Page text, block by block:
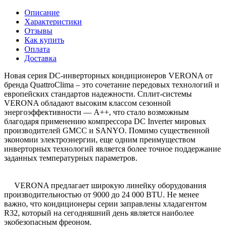
Описание
Характеристики
Отзывы
Как купить
Оплата
Доставка
Новая серия DC-инверторных кондиционеров VERONA от
бренда QuattroClima – это сочетание передовых технологий и
европейских стандартов надежности. Сплит-системы
VERONA обладают высоким классом сезонной
энергоэффективности — A++, что стало возможным
благодаря применению компрессора DC Inverter мировых
производителей GMCC и SANYO. Помимо существенной
экономии электроэнергии, еще одним преимуществом
инверторных технологий является более точное поддержание
заданных температурных параметров.
VERONA предлагает широкую линейку оборудования
производительностью от 9000 до 24 000 BTU. Не менее
важно, что кондиционеры серии заправлены хладагентом
R32, который на сегодняшний день является наиболее
экобезопасным фреоном.